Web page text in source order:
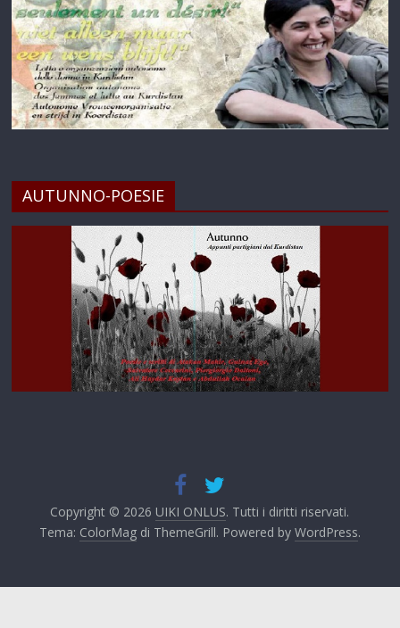
AUTUNNO-POESIE
Copyright © 2026UIKI ONLUS. Tutti i diritti riservati.
Tema:ColorMagdi ThemeGrill. Powered byWordPress